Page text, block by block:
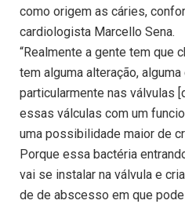
como origem as cáries,
cardiologista Marcello Sena.
“Realmente a gente tem que
tem alguma alteração,
particularmente nas válvulas
essas válculas com um
uma possibilidade maior de
Porque essa bactéria
vai se instalar na válvula e
de de abscesso em que